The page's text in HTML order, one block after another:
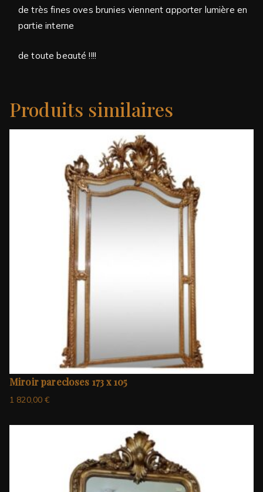
de très fines oves brunies viennent apporter lumière en
partie interne
de toute beauté !!!!
Produits similaires
Miroir parecloses 173 x 105
1 820,00€